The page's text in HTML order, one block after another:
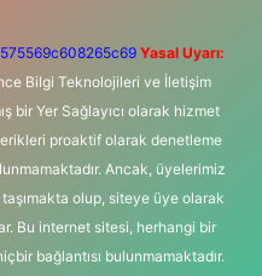
Yasal Uyarı:
Bilgi Teknolojileri ve İletişim
bir Yer Sağlayıcı olarak hizmet
proaktif olarak denetleme
Ancak, üyelerimiz
olup, siteye üye olarak
Bu internet sitesi, herhangi bir
bağlantısı bulunmamaktadır.